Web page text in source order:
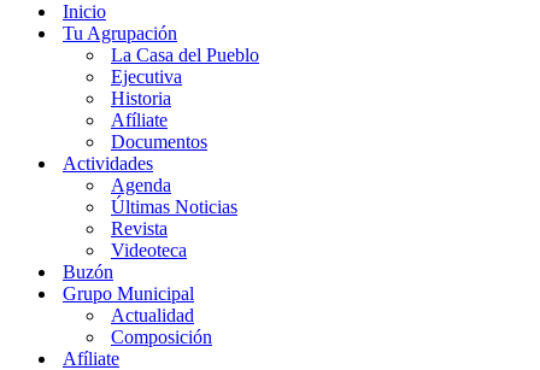
Inicio
Tu Agrupación
La Casa del Pueblo
Ejecutiva
Historia
Afíliate
Documentos
Actividades
Agenda
Últimas Noticias
Revista
Videoteca
Buzón
Grupo Municipal
Actualidad
Composición
Afíliate